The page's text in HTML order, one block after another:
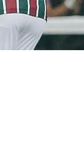
torcedores do